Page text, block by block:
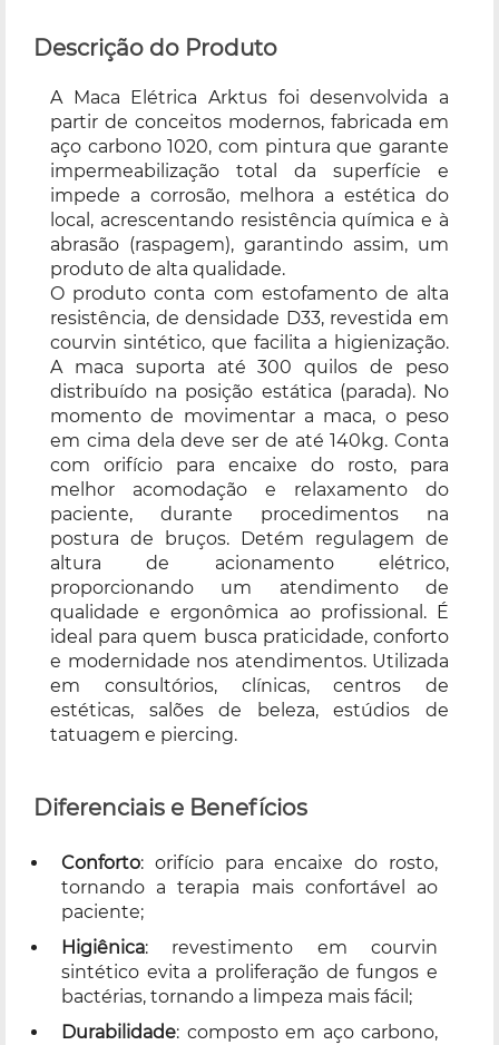
Descrição do Produto
A Maca Elétrica Arktus foi desenvolvida a
partir de conceitos modernos, fabricada em
aço carbono 1020, com pintura que garante
impermeabilização total da superfície e
impede a corrosão, melhora a estética do
local, acrescentando resistência química e à
abrasão (raspagem), garantindo assim, um
produto de alta qualidade.
O produto conta com estofamento de alta
resistência, de densidade D33, revestida em
courvin sintético, que facilita a higienização.
A maca suporta até 300 quilos de peso
distribuído na posição estática (parada). No
momento de movimentar a maca, o peso
em cima dela deve ser de até 140kg. Conta
com orifício para encaixe do rosto, para
melhor acomodação e relaxamento do
paciente, durante procedimentos na
postura de bruços. Detém regulagem de
altura de acionamento elétrico,
proporcionando um atendimento de
qualidade e ergonômica ao profissional. É
ideal para quem busca praticidade, conforto
e modernidade nos atendimentos. Utilizada
em consultórios, clínicas, centros de
estéticas, salões de beleza, estúdios de
tatuagem e piercing.
Diferenciais e Benefícios
Conforto: orifício para encaixe do rosto,
tornando a terapia mais confortável ao
paciente;
Higiênica: revestimento em courvin
sintético evita a proliferação de fungos e
bactérias, tornando a limpeza mais fácil;
Durabilidade: composto em aço carbono,